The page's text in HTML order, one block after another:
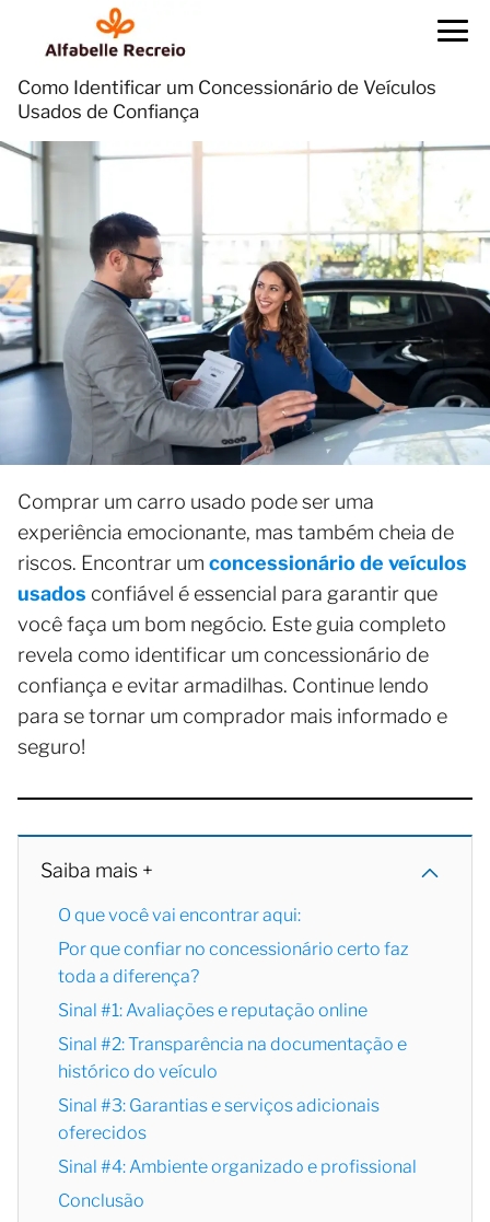
Como Identificar um Concessionário de Veículos
Usados de Confiança
Comprar um carro usado pode ser uma
experiência emocionante, mas também cheia de
riscos. Encontrar um concessionário de veículos
usados confiável é essencial para garantir que
você faça um bom negócio. Este guia completo
revela como identificar um concessionário de
confiança e evitar armadilhas. Continue lendo
para se tornar um comprador mais informado e
seguro!
Saiba mais +
O que você vai encontrar aqui:
Por que confiar no concessionário certo faz
toda a diferença?
Sinal #1: Avaliações e reputação online
Sinal #2: Transparência na documentação e
histórico do veículo
Sinal #3: Garantias e serviços adicionais
oferecidos
Sinal #4: Ambiente organizado e profissional
Conclusão